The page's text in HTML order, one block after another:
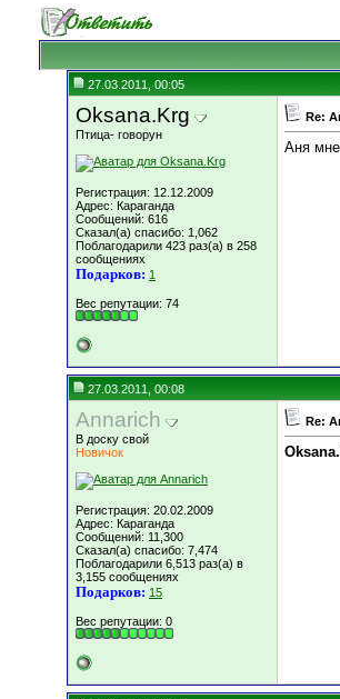
27.03.2011, 00:05
Oksana.Krg
Птица- говорун
Регистрация: 12.12.2009
Адрес: Караганда
Сообщений: 616
Сказал(а) спасибо: 1,062
Поблагодарили 423 раз(а) в 258
сообщениях
Подарков: 1
Вес репутации: 74
Re:
Аня
27.03.2011, 00:08
Annarich
В доску свой
Новичок
Регистрация: 20.02.2009
Адрес: Караганда
Сообщений: 11,300
Сказал(а) спасибо: 7,474
Поблагодарили 6,513 раз(а) в
3,155 сообщениях
Подарков: 15
Вес репутации: 0
Re: